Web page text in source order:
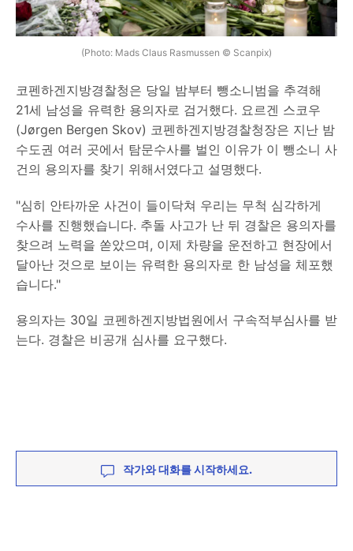
(Photo: Mads Claus Rasmussen © Scanpix)
코펜하겐지방경찰청은 당일 밤부터 뺑소니범을 추격해
21세 남성을 유력한 용의자로 검거했다. 요르겐 스코우
(Jørgen Bergen Skov) 코펜하겐지방경찰청장은 지난 밤
수도권 여러 곳에서 탐문수사를 벌인 이유가 이 뺑소니 사
건의 용의자를 찾기 위해서였다고 설명했다.
"심히 안타까운 사건이 들이닥쳐 우리는 무척 심각하게
수사를 진행했습니다. 추돌 사고가 난 뒤 경찰은 용의자를
찾으려 노력을 쏟았으며, 이제 차량을 운전하고 현장에서
달아난 것으로 보이는 유력한 용의자로 한 남성을 체포했
습니다."
용의자는 30일 코펜하겐지방법원에서 구속적부심사를 받
는다. 경찰은 비공개 심사를 요구했다.
작가와 대화를 시작하세요.